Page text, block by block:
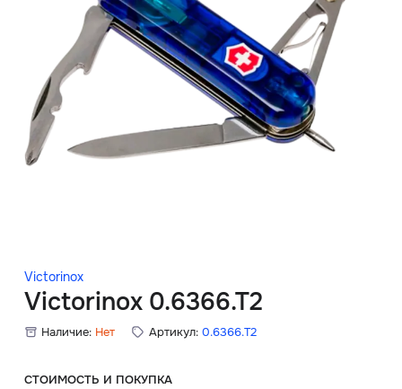
Victorinox
Victorinox 0.6366.T2
Наличие: Нет Артикул: 0.6366.T2
СТОИМОСТЬ И ПОКУПКА
Авторизация
Мужские часы
Главная
О нас